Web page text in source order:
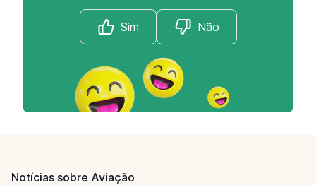
Sim Não
Notícias sobre Aviação